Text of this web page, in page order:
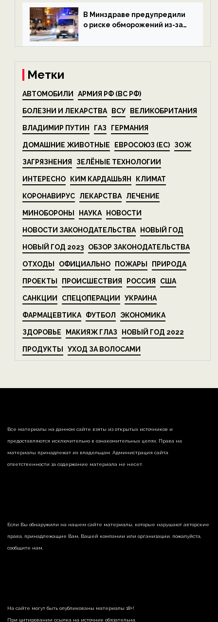
экологии на ECOportal
В Минздраве предупредили
о риске обморожений из-за
на ECOportal
Метки
АВТОМОБИЛИ АРМИЯ РФ (ВС РФ)
БОЛЕЗНИ И ЛЕКАРСТВА ВСУ ВЕЛИКОБРИТАНИЯ
ВЛАДИМИР ПУТИН ГАЗ ГЕРМАНИЯ
ДОМАШНИЕ ЖИВОТНЫЕ ЕВРОСОЮЗ (ЕС) ЗОЖ
ЗАГРЯЗНЕНИЯ ЗЕЛЁНЫЕ ТЕХНОЛОГИИ
ИНТЕРЕСНО КИМ КАРДАШЬЯН КЛИМАТ
КОРОНАВИРУС ЛЕКАРСТВА ЛЕЧЕНИЕ
МИНОБОРОНЫ НАУКА НОВОСТИ
НОВОСТИ ЗАКОНОДАТЕЛЬСТВА НОВЫЙ ГОД
НОВЫЙ ГОД 2023 ОБЗОР ЗАКОНОДАТЕЛЬСТВА
ОТХОДЫ ОФИЦИАЛЬНО ПОЖАРЫ ПРИРОДА
ПРОЕКТЫ ПРОИСШЕСТВИЯ РОССИЯ США
САНКЦИИ СПЕЦОПЕРАЦИИ УКРАИНА
ФАРМАЦЕВТИКА ФУТБОЛ ЭКОНОМИКА
ЗДОРОВЬЕ МАКИЯЖ ГЛАЗ НОВЫЙ ГОД 2022
ПРОДУКТЫ УХОД ЗА ВОЛОСАМИ
Все материалы на данном сайте взяты из открытых источников и
предоставляются исключительно в ознакомительных целях. Права на
материалы принадлежат их владельцам. Администрация сайта
ответственности за содержание материала не несет.
Если Вы обнаружили на нашем сайте материалы, которые нарушают авторские
права, принадлежащие Вам, Вашей компании или организации, пожалуйста,
сообщите нам.
На сайте могут быть опубликованы материалы 18+!
При цитировании ссылка на источник обязательна.